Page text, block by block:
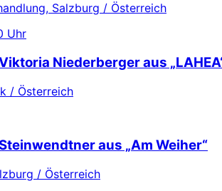
Salzburg / Österreich
Uhr
Niederberger aus
/ Österreich
aus „Am Weiher“
/ Österreich